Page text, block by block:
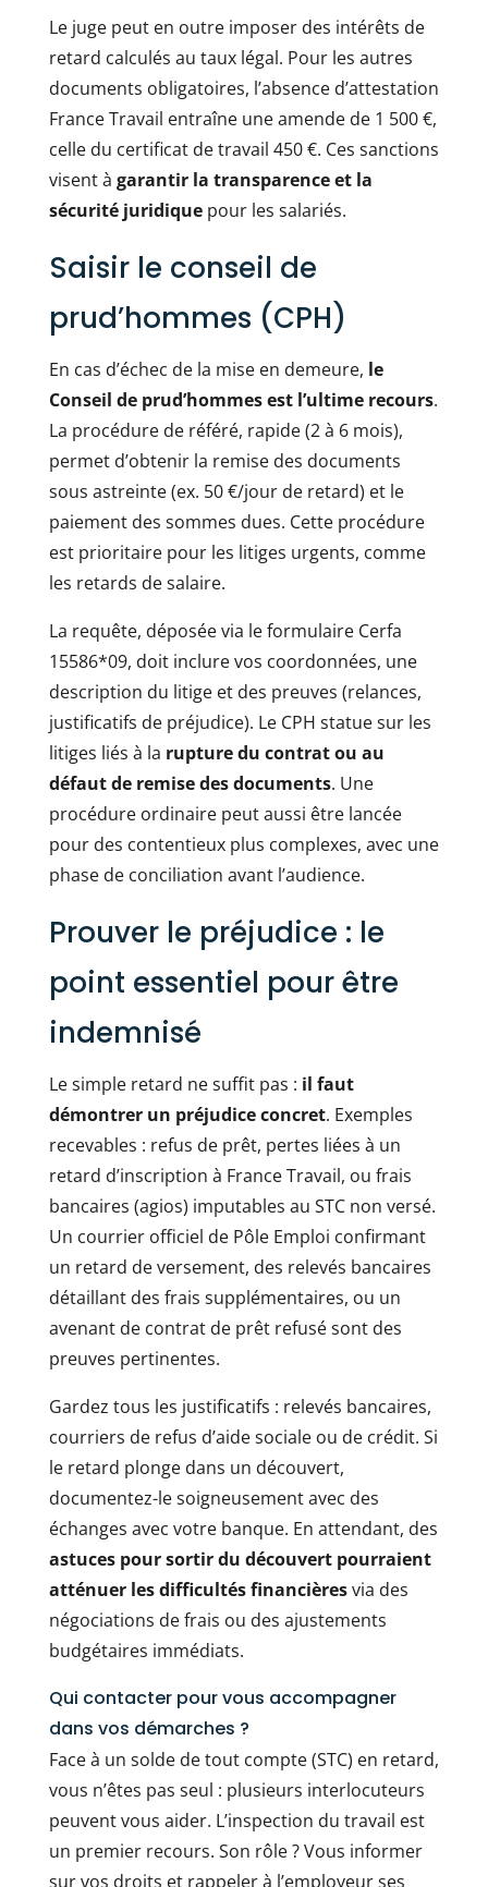
Le juge peut en outre imposer des intérêts de
retard calculés au taux légal. Pour les autres
documents obligatoires, l’absence d’attestation
France Travail entraîne une amende de 1 500 €,
celle du certificat de travail 450 €. Ces sanctions
visent à garantir la transparence et la
sécurité juridiquepour les salariés.
Saisir le conseil de
prud’hommes (CPH)
En cas d’échec de la mise en demeure, le
Conseil de prud’hommes est l’ultime recours.
La procédure de référé, rapide (2 à 6 mois),
permet d’obtenir la remise des documents
sous astreinte (ex. 50 €/jour de retard) et le
paiement des sommes dues. Cette procédure
est prioritaire pour les litiges urgents, comme
les retards de salaire.
La requête, déposée via le formulaire Cerfa
15586*09, doit inclure vos coordonnées, une
description du litige et des preuves (relances,
justificatifs de préjudice). Le CPH statue sur les
litiges liés à la rupture du contrat ou au
défaut de remise des documents. Une
procédure ordinaire peut aussi être lancée
pour des contentieux plus complexes, avec une
phase de conciliation avant l’audience.
Prouver le préjudice : le
point essentiel pour être
indemnisé
Le simple retard ne suffit pas : il faut
démontrer un préjudice concret. Exemples
recevables : refus de prêt, pertes liées à un
retard d’inscription à France Travail, ou frais
bancaires (agios) imputables au STC non versé.
Un courrier officiel de Pôle Emploi confirmant
un retard de versement, des relevés bancaires
détaillant des frais supplémentaires, ou un
avenant de contrat de prêt refusé sont des
preuves pertinentes.
Gardez tous les justificatifs : relevés bancaires,
courriers de refus d’aide sociale ou de crédit. Si
le retard plonge dans un découvert,
documentez-le soigneusement avec des
échanges avec votre banque. En attendant, des
astuces pour sortir du découvert pourraient
atténuer les difficultés financièresvia des
négociations de frais ou des ajustements
budgétaires immédiats.
Qui contacter pour vous accompagner
dans vos démarches ?
Face à un solde de tout compte (STC) en retard,
vous n’êtes pas seul : plusieurs interlocuteurs
peuvent vous aider. L’inspection du travail est
un premier recours. Son rôle ? Vous informer
sur vos droits et rappeler à l’employeur ses